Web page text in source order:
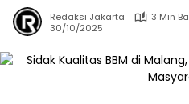
Redaksi Jakarta
3 Min
30/10/2025